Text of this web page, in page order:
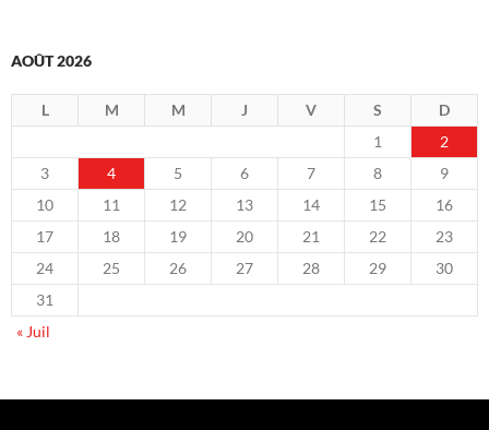
AOÛT 2026
L M M J V S
D
1
2
3
4 5 6 7 8
9
10
11 12 13 14 15
16
17
18 19 20 21 22
23
24
25 26 27 28 29
30
31
« Juil